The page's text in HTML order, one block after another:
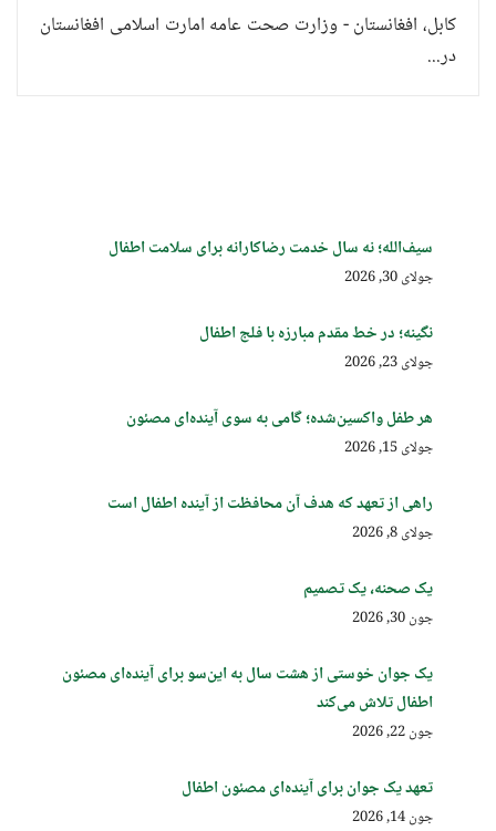
کابل، افغانستان - وزارت صحت عامه امارت اسلامی افغانستان
در...
سیف‌الله؛ نه سال خدمت رضاکارانه برای سلامت اطفال
جولای 30, 2026
نگینه؛ در خط مقدم مبارزه با فلج اطفال
جولای 23, 2026
هر طفل واکسین‌شده؛ گامی به سوی آینده‌ای مصئون
جولای 15, 2026
راهی از تعهد که هدف آن محافظت از آینده اطفال است
جولای 8, 2026
یک صحنه، یک تصمیم
جون 30, 2026
یک جوان خوستی از هشت سال به این‌سو برای آینده‌ای مصئون
اطفال تلاش می‌کند
جون 22, 2026
تعهد یک جوان برای آینده‌ای مصئون اطفال
جون 14, 2026